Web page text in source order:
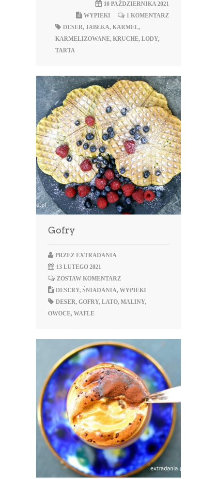
10 PAŹDZIERNIKA 2021
1 KOMENTARZ
WYPIEKI
DESER, JABŁKA, KARMEL,
KARMELIZOWANE, KRUCHE, LODY,
TARTA
Gofry
PRZEZ EXTRADANIA
13 LUTEGO 2021
ZOSTAW KOMENTARZ
DESERY, ŚNIADANIA, WYPIEKI
DESER, GOFRY, LATO, MALINY,
OWOCE, WAFLE